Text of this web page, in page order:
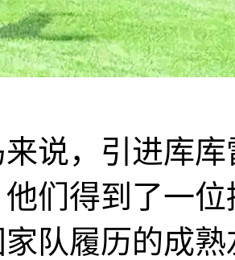
说，引进库
们得到了一
队履历的成